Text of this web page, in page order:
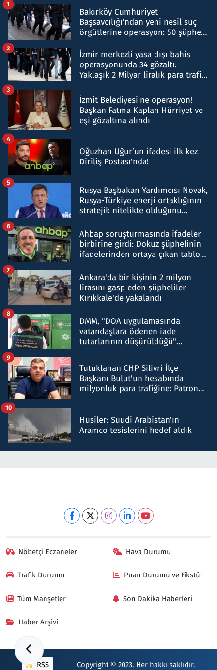
Bakırköy Cumhuriyet
Başsavcılığı'ndan yeni nesil suç
örgütlerine operasyon: 50 şüpheli
1
İzmir merkezli yasa dışı bahis
operasyonunda 34 gözaltı:
Yaklaşık 2 Milyar liralık para trafiği
2
İzmit Belediyesi'ne operasyon!
Başkan Fatma Kaplan Hürriyet ve
eşi gözaltına alındı
3
Oğuzhan Uğur’un ifadesi ilk kez
Diriliş Postası'nda!
4
Rusya Başbakan Yardımcısı Novak,
Rusya-Türkiye enerji ortaklığının
stratejik nitelikte olduğunu
5
Ahbap soruşturmasında ifadeler
birbirine girdi: Dokuz şüphelinin
ifadelerinden ortaya çıkan tablo
6
Ankara'da bir kişinin 2 milyon
lirasını gasp eden şüpheliler
Kırıkkale'de yakalandı
7
DMM, "DOA uygulamasında
vatandaşlara ödenen iade
tutarlarının düşürüldüğü"
8
Tutuklanan CHP Silivri İlçe
Başkanı Bulut'un hesabında
milyonluk para trafiğine: Patron
9
Husiler: Suudi Arabistan'ın
Aramco tesislerini hedef aldık
10
Nöbetçi Eczaneler Hava Durumu
Trafik Durumu Puan Durumu ve Fikstür
Tüm Manşetler Son Dakika Haberleri
Haber Arşivi
RSS Copyright © 2023. Her hakkı saklıdır.